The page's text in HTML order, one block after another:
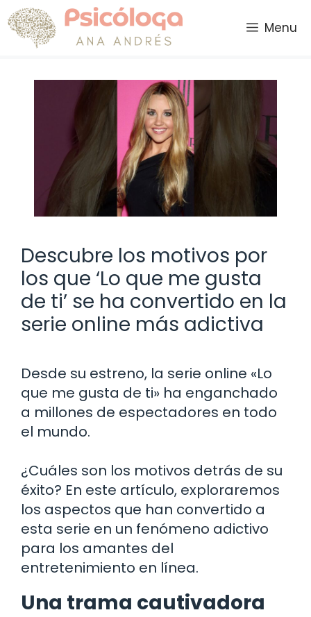
Saltar
al
contenido
Menu
Descubre los motivos por
los que ‘Lo que me gusta
de ti’ se ha convertido en la
serie online más adictiva
Desde su estreno, la serie online «Lo
que me gusta de ti» ha enganchado
a millones de espectadores en todo
el mundo.
¿Cuáles son los motivos detrás de su
éxito? En este artículo, exploraremos
los aspectos que han convertido a
esta serie en un fenómeno adictivo
para los amantes del
entretenimiento en línea.
Una trama cautivadora